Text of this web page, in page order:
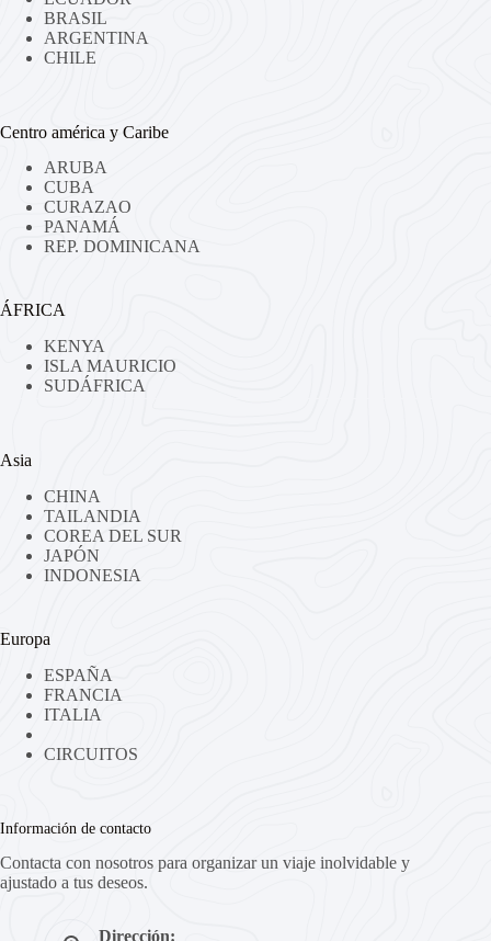
BRASIL
ARGENTINA
CHILE
Centro américa y Caribe
ARUBA
CUBA
CURAZAO
PANAMÁ
REP. DOMINICANA
ÁFRICA
KENYA
ISLA MAURICIO
SUDÁFRICA
Asia
CHINA
TAILANDIA
COREA DEL SUR
JAPÓN
INDONESIA
Europa
ESPAÑA
FRANCIA
ITALIA
CIRCUITOS
Información de contacto
Contacta con nosotros para organizar un viaje inolvidable y
ajustado a tus deseos.
Dirección: